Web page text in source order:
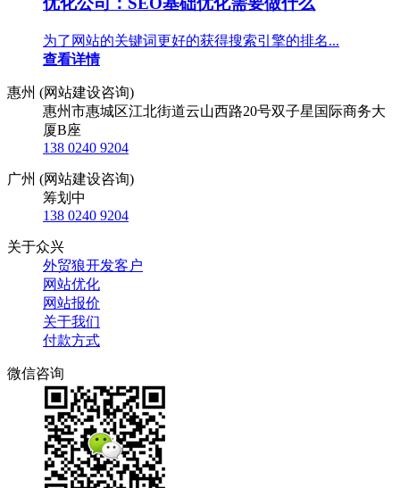
为了网站的关键词更好的获得搜索引擎的排名...
查看详情
惠州 (网站建设咨询)
惠州市惠城区江北街道云山西路20号双子星国际商务大
厦B座
138 0240 9204
广州 (网站建设咨询)
筹划中
138 0240 9204
关于众兴
外贸狼开发客户
网站优化
网站报价
关于我们
付款方式
微信咨询